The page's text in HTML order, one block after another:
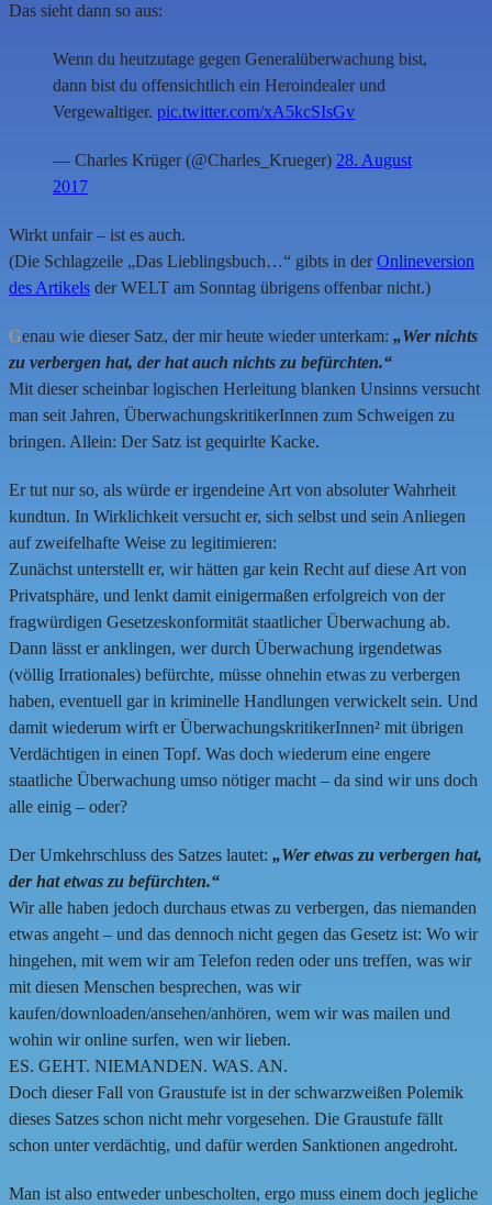
Das sieht dann so aus:
Wenn du heutzutage gegen Generalüberwachung bist,
dann bist du offensichtlich ein Heroindealer und
Vergewaltiger. pic.twitter.com/xA5kcSIsGv
— Charles Krüger (@Charles_Krueger) 28. August
2017
Wirkt unfair – ist es auch.
(Die Schlagzeile „Das Lieblingsbuch…“ gibts in derOnlineversion
des Artikels der WELT am Sonntag übrigens offenbar nicht.)
Genau wie dieser Satz, der mir heute wieder unterkam: „Wer nichts
zu verbergen hat, der hat auch nichts zu befürchten.“
Mit dieser scheinbar logischen Herleitung blanken Unsinns versucht
man seit Jahren, ÜberwachungskritikerInnen zum Schweigen zu
bringen. Allein: Der Satz ist gequirlte Kacke.
Er tut nur so, als würde er irgendeine Art von absoluter Wahrheit
kundtun. In Wirklichkeit versucht er, sich selbst und sein Anliegen
auf zweifelhafte Weise zu legitimieren:
Zunächst unterstellt er, wir hätten gar kein Recht auf diese Art von
Privatsphäre, und lenkt damit einigermaßen erfolgreich von der
fragwürdigen Gesetzeskonformität staatlicher Überwachung ab.
Dann lässt er anklingen, wer durch Überwachung irgendetwas
(völlig Irrationales) befürchte, müsse ohnehin etwas zu verbergen
haben, eventuell gar in kriminelle Handlungen verwickelt sein. Und
damit wiederum wirft er ÜberwachungskritikerInnen² mit übrigen
Verdächtigen in einen Topf. Was doch wiederum eine engere
staatliche Überwachung umso nötiger macht – da sind wir uns doch
alle einig – oder?
Der Umkehrschluss des Satzes lautet: „Wer etwas zu verbergen hat,
derhatetwas zu befürchten.“
Wir alle haben jedoch durchaus etwas zu verbergen, das niemanden
etwas angeht – und das dennoch nicht gegen das Gesetz ist: Wo wir
hingehen, mit wem wir am Telefon reden oder uns treffen, was wir
mit diesen Menschen besprechen, was wir
kaufen/downloaden/ansehen/anhören, wem wir was mailen und
wohin wir online surfen, wen wir lieben.
ES. GEHT. NIEMANDEN. WAS. AN.
Doch dieser Fall von Graustufe ist in der schwarzweißen Polemik
dieses Satzes schon nicht mehr vorgesehen. Die Graustufe fällt
schon unter verdächtig, und dafür werden Sanktionen angedroht.
Man ist also entweder unbescholten, ergo muss einem doch jegliche